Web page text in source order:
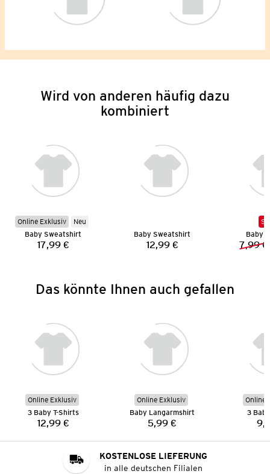
Wird von anderen häufig dazu
kombiniert
Online Exklusiv
Neu
Baby Sweatshirt
Preis:
17,99 €
Baby Sweatshirt
Preis:
12,99 €
Baby
7,99 €
Das könnte Ihnen auch gefallen
Online Exklusiv
3 Baby T-Shirts
Preis:
12,99 €
Online Exklusiv
Baby Langarmshirt
Preis:
5,99 €
Online
3
KOSTENLOSE LIEFERUNG
in alle deutschen Filialen